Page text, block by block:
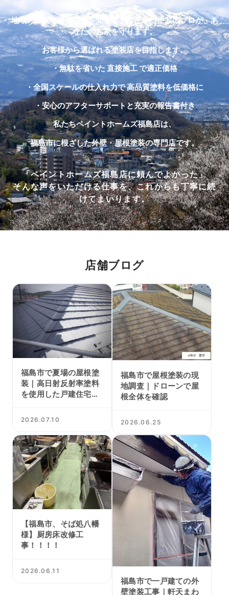
地域の気候や建物特性を知り尽くした外壁塗装のプロが、あ
なたのお家を守ります。
お客様から選ばれる塗装店を目指します。
・無駄を省いた 直接施工 で適正価格
・全国スケールの仕入れ力で 高品質塗料を低価格に
・安心のアフターサポートと充実の報告書付き
私たちペイントホームズ福島店は、
福島市に根ざした外壁・屋根塗装の専門店です。
「ペイントホームズ福島店に頼んでよかった」
そんな声をいただける仕事を、これからも丁寧に続
けてまいります。
店舗ブログ
福島市で夏場の屋根塗
装｜高日射反射率塗料
を使用した戸建住宅の
2026.07.10
福島市で屋根塗装の現
地調査｜ドローンで屋
根全体を確認
2026.06.25
【福島市、そば処八幡
様】厨房床改修工
事！！！！
2026.06.11
福島市で一戸建ての外
壁塗装工事｜軒天まわ